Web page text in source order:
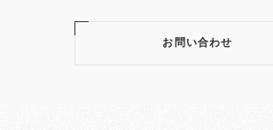
お問い合わせ